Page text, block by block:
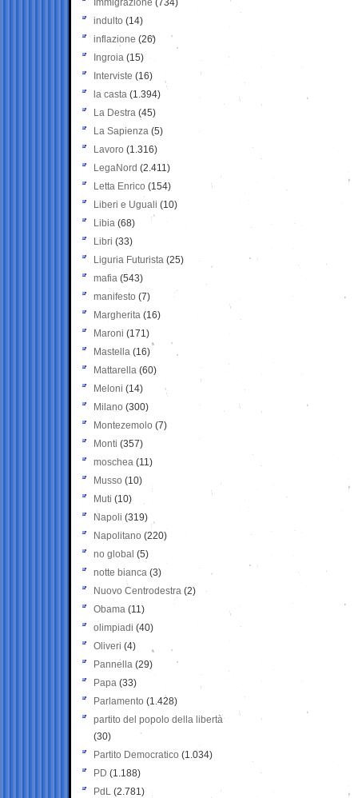
Immigrazione (734)
indulto (14)
inflazione (26)
Ingroia (15)
Interviste (16)
la casta (1.394)
La Destra (45)
La Sapienza (5)
Lavoro (1.316)
LegaNord (2.411)
Letta Enrico (154)
Liberi e Uguali (10)
Libia (68)
Libri (33)
Liguria Futurista (25)
mafia (543)
manifesto (7)
Margherita (16)
Maroni (171)
Mastella (16)
Mattarella (60)
Meloni (14)
Milano (300)
Montezemolo (7)
Monti (357)
moschea (11)
Musso (10)
Muti (10)
Napoli (319)
Napolitano (220)
no global (5)
notte bianca (3)
Nuovo Centrodestra (2)
Obama (11)
olimpiadi (40)
Oliveri (4)
Pannella (29)
Papa (33)
Parlamento (1.428)
partito del popolo della libertà
(30)
Partito Democratico (1.034)
PD (1.188)
PdL (2.781)